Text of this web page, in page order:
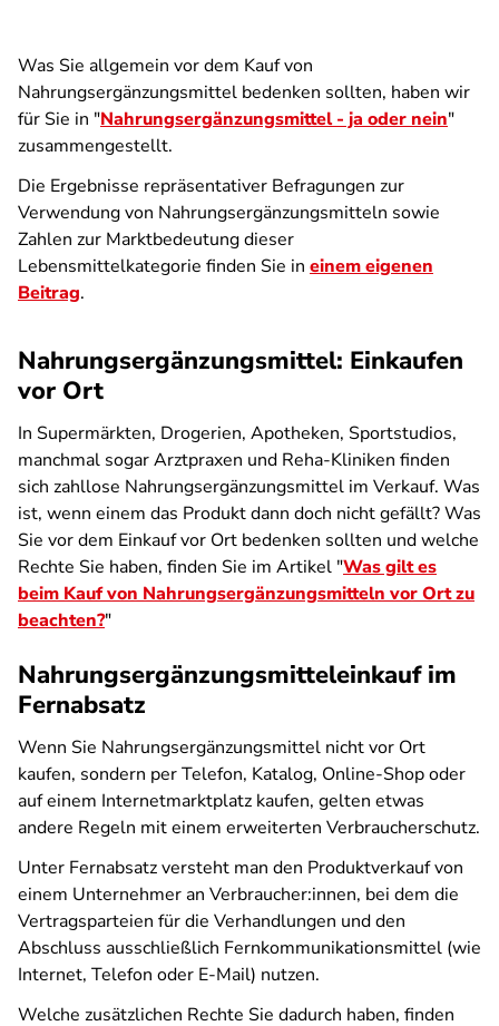
Was Sie allgemein vor dem Kauf von
Nahrungsergänzungsmittel bedenken sollten, haben wir
für Sie in "Nahrungsergänzungsmittel - ja oder nein"
zusammengestellt.
Die Ergebnisse repräsentativer Befragungen zur
Verwendung von Nahrungsergänzungsmitteln sowie
Zahlen zur Marktbedeutung dieser
Lebensmittelkategorie finden Sie in einem eigenen
Beitrag.
Nahrungsergänzungsmittel: Einkaufen
vor Ort
In Supermärkten, Drogerien, Apotheken, Sportstudios,
manchmal sogar Arztpraxen und Reha-Kliniken finden
sich zahllose Nahrungsergänzungsmittel im Verkauf. Was
ist, wenn einem das Produkt dann doch nicht gefällt? Was
Sie vor dem Einkauf vor Ort bedenken sollten und welche
Rechte Sie haben, finden Sie im Artikel "Was gilt es
beim Kauf von Nahrungsergänzungsmitteln vor Ort zu
beachten?"
Nahrungsergänzungsmitteleinkauf im
Fernabsatz
Wenn Sie Nahrungsergänzungsmittel nicht vor Ort
kaufen, sondern per Telefon, Katalog, Online-Shop oder
auf einem Internetmarktplatz kaufen, gelten etwas
andere Regeln mit einem erweiterten Verbraucherschutz.
Unter Fernabsatz versteht man den Produktverkauf von
einem Unternehmer an Verbraucher:innen, bei dem die
Vertragsparteien für die Verhandlungen und den
Abschluss ausschließlich Fernkommunikationsmittel (wie
Internet, Telefon oder E-Mail) nutzen.
Welche zusätzlichen Rechte Sie dadurch haben, finden